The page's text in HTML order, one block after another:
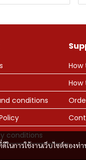
การใช้งานเว็บไซต์ของท่
conditions
conditions
How